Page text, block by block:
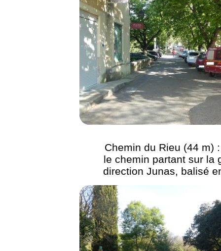
Chemin du Rieu (44 m)
le chemin partant sur la
direction Junas, balisé